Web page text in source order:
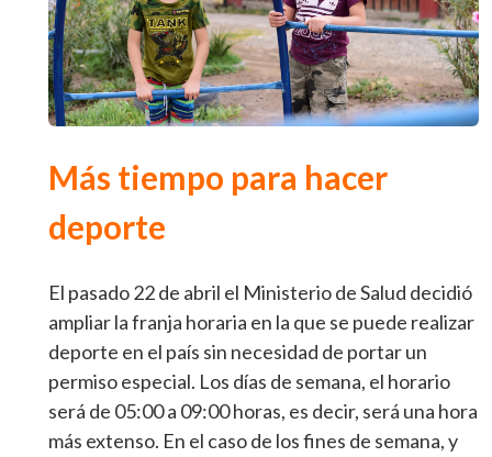
Más tiempo para hacer
deporte
El pasado 22 de abril el Ministerio de Salud decidió
ampliar la franja horaria en la que se puede realizar
deporte en el país sin necesidad de portar un
permiso especial. Los días de semana, el horario
será de 05:00 a 09:00 horas, es decir, será una hora
más extenso. En el caso de los fines de semana, y